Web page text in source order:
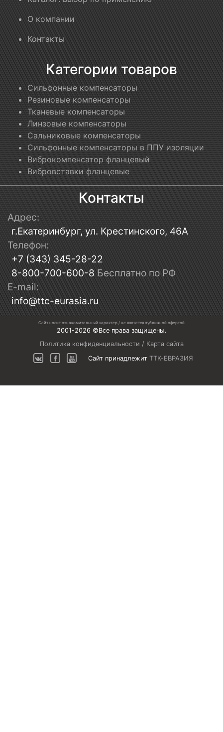
О компании
Контакты
Категории товаров
Сильфонные компенсаторы
Резиновые компенсаторы
Тканевые компенсаторы
Линзовые компенсаторы
Сальниковые компенсаторы
Сильфонные компенсаторы в ППУ изоляции
Виброкомпенсатор фланцевый
Вибровставки фланцевые
Контакты
Адрес:
г.Екатеринбург, ул. Крестинского, 46А
Телефон:
+7 (343) 345-28-22
8-800-700-600-8 Бесплатно по РФ
E-mail:
info@ttc-eurasia.ru
Сайт носит ознакомительный характер / не является публичной офертой
2001-2026 ©Все права защищены.
Политика конфиденциальности / Карта сайта
Сайт принадлежит ТТК-ЕВРАЗИЯ